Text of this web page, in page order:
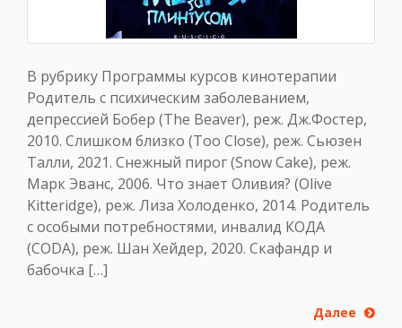
В рубрику Программы курсов кинотерапии
Родитель с психическим заболеванием,
депрессией Бобер (The Beaver), реж. Дж.Фостер,
2010. Слишком близко (Too Close), реж. Сьюзен
Талли, 2021. Снежный пирог (Snow Cake), реж.
Марк Эванс, 2006. Что знает Оливия? (Olive
Kitteridge), реж. Лиза Холоденко, 2014. Родитель
с особыми потребностями, инвалид КОДА
(CODA), реж. Шан Хейдер, 2020. Скафандр и
бабочка […]
Далее